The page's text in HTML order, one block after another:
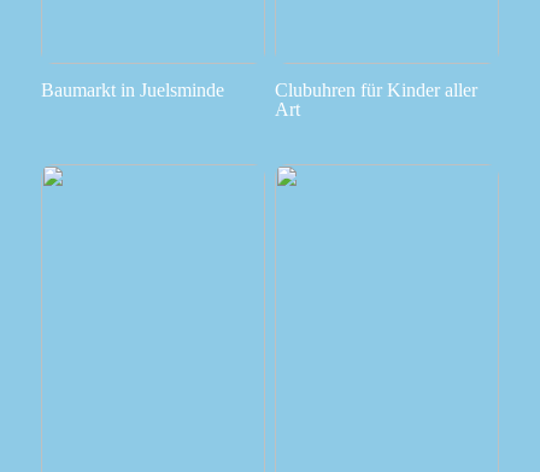
Baumarkt in Juelsminde
Clubuhren für Kinder aller
Art